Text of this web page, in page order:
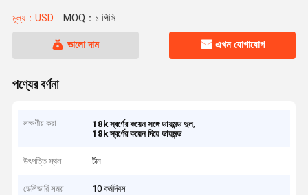
মূল্য：USD MOQ：১ পিসি
ভালো দাম এখন যোগাযোগ
পণ্যের বর্ণনা
লক্ষণীয় করা 18k স্বর্ণের কয়েন সঙ্গে ডায়মন্ড দুল,
18k স্বর্ণের কয়েন দিয়ে ডায়মন্ড
উৎপত্তি স্থল চীন
ডেলিভারি সময় 10 কর্মদিবস